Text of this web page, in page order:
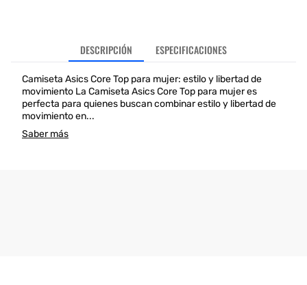
DESCRIPCIÓN ESPECIFICACIONES
Camiseta Asics Core Top para mujer: estilo y libertad de
movimiento La Camiseta Asics Core Top para mujer es
perfecta para quienes buscan combinar estilo y libertad de
movimiento en...
Saber más